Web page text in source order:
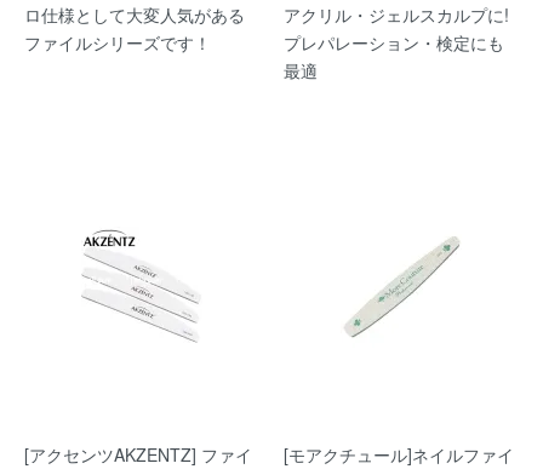
ロ仕様として大変人気がある
ファイルシリーズです！
アクリル・ジェルスカルプに!
プレパレーション・検定にも
最適
[アクセンツAKZENTZ] ファイ
[モアクチュール]ネイルファイ